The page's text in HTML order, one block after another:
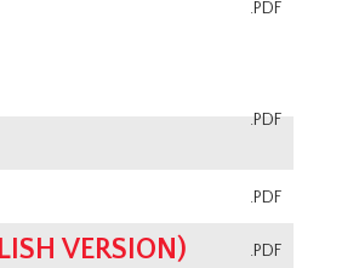
.PDF
.PDF
.PDF
.PDF
VERSION)